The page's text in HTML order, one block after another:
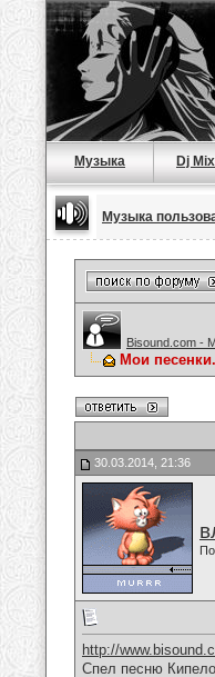
Музыка Dj
Музыка
Bisound.com -
Мои песенки.
30.03.2014, 21:36
http://
Спел песню